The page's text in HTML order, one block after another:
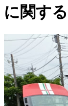
に関す